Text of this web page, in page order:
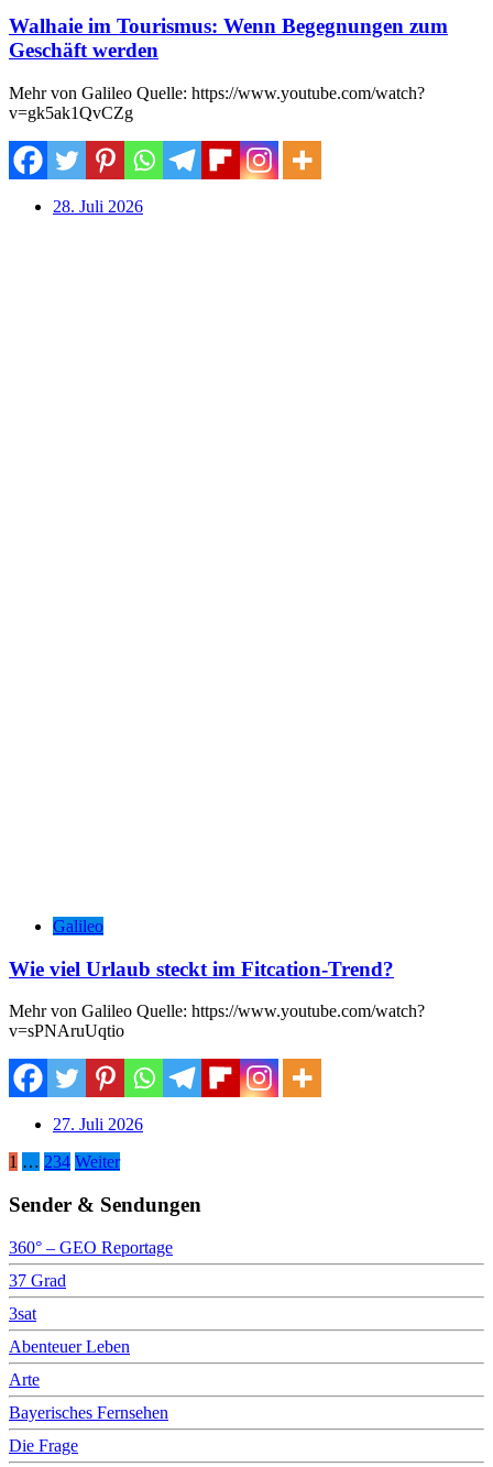
Walhaie im Tourismus: Wenn Begegnungen zum
Geschäft werden
Mehr von Galileo Quelle: https://www.youtube.com/watch?
v=gk5ak1QvCZg
28. Juli 2026
Galileo
Wie viel Urlaub steckt im Fitcation-Trend?
Mehr von Galileo Quelle: https://www.youtube.com/watch?
v=sPNAruUqtio
27. Juli 2026
Seitennummerierung
der
Beiträge
1 … 234 Weiter
Sender & Sendungen
360° – GEO Reportage
37 Grad
3sat
Abenteuer Leben
Arte
Bayerisches Fernsehen
Die Frage